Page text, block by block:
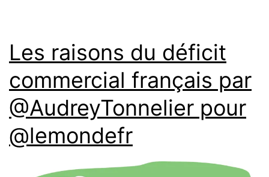
Les raisons du déficit
commercial français par
@AudreyTonnelier pour
@lemondefr